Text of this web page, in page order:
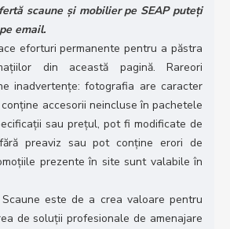
scaune și mobilier pe SEAP puteți
email.
eforturi permanente pentru a păstra
din această pagină. Rareori
inadvertenţe: fotografia are caracter
accesorii neincluse în pachetele
sau prețul, pot fi modificate de
preaviz sau pot conține erori de
prezente în site sunt valabile în
Scaune este de a crea valoare pentru
de soluții profesionale de amenajare